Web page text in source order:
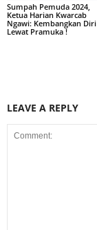
Sumpah Pemuda 2024,
Ketua Harian Kwarcab
Ngawi: Kembangkan Diri
Lewat Pramuka !
LEAVE A REPLY